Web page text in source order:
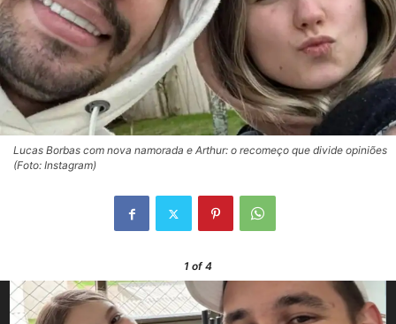
Lucas Borbas com nova namorada e Arthur: o recomeço que divide opiniões
(Foto: Instagram)
1 of 4